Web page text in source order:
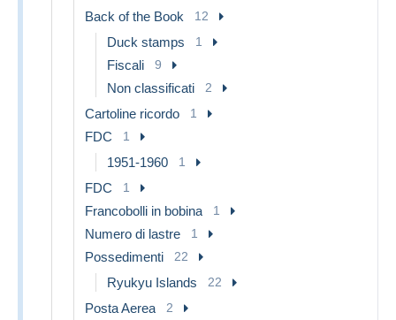
Back of the Book 12
Duck stamps 1
Fiscali 9
Non classificati 2
Cartoline ricordo 1
FDC 1
1951-1960 1
FDC 1
Francobolli in bobina 1
Numero di lastre 1
Possedimenti 22
Ryukyu Islands 22
Posta Aerea 2